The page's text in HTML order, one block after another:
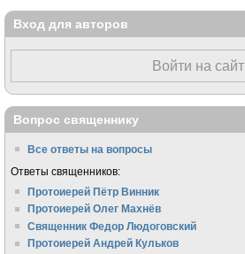
Вход для авторов
Войти на сайт
Вопрос священнику
Все ответы на вопросы
Ответы священников:
Протоиерей Пётр Винник
Протоиерей Олег Махнёв
Священник Федор Людоговский
Протоиерей Андрей Кульков